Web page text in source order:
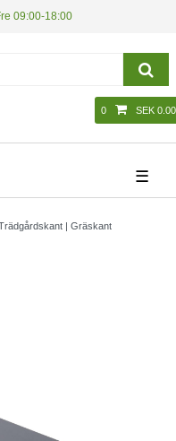
09:00-18:00
0 SEK 0.00
☰
| Gräskant